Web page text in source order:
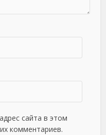
сайта в этом
комментариев.